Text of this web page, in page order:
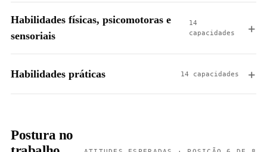
Habilidades físicas, psicomotoras e
sensoriais
14
capacidades
Habilidades práticas 14 capacidades
Postura no